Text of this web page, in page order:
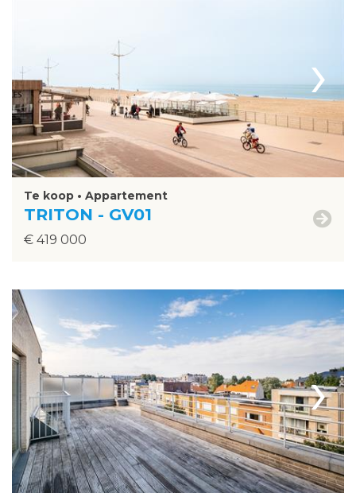
›
Te koop • Appartement
TRITON - GV01
€ 419 000
›